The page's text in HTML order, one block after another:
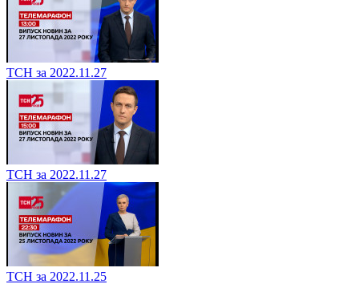
ТСН за 2022.11.27
ТСН за 2022.11.27
ТСН за 2022.11.25